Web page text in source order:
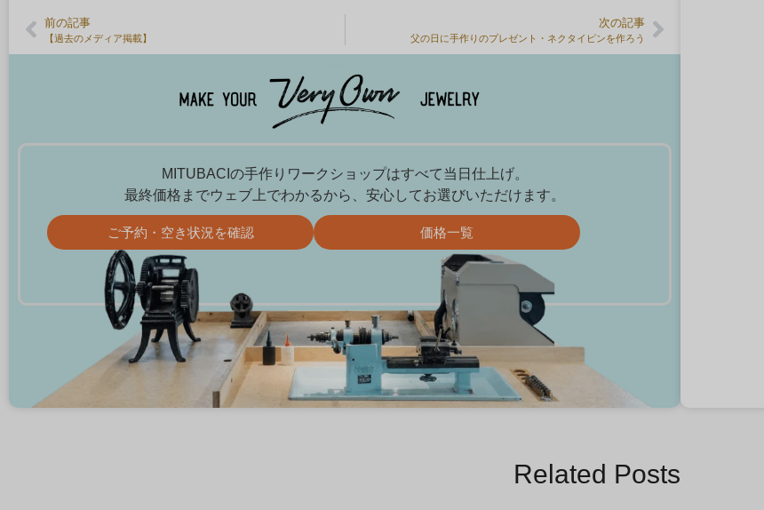
前の記事
【過去のメディア掲載】
次の記事
父の日に手作りのプレゼント・ネクタイピンを作ろう
MITUBACIの手作りワークショップはすべて当日仕上げ。
最終価格までウェブ上でわかるから、安心してお選びいただけます。
ご予約・空き状況を確認 価格一覧
Related Posts